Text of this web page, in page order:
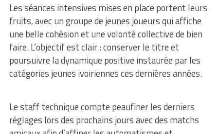
Les séances intensives mises en place portent leurs
fruits, avec un groupe de jeunes joueurs qui affiche
une belle cohésion et une volonté collective de bien
faire. L’objectif est clair : conserver le titre et
poursuivre la dynamique positive instaurée par les
catégories jeunes ivoiriennes ces dernières années.
Le staff technique compte peaufiner les derniers
réglages lors des prochains jours avec des matchs